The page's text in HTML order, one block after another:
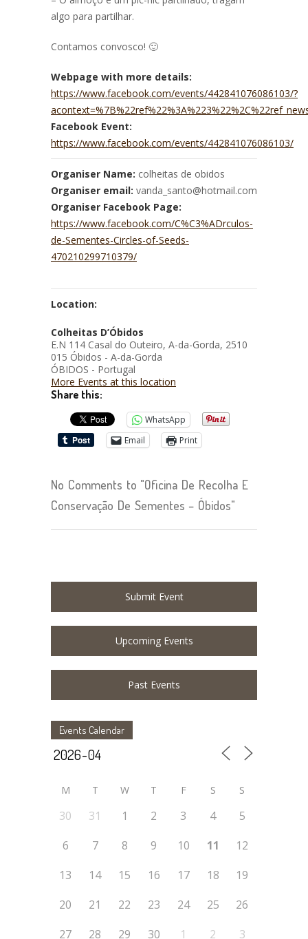
algo para partilhar.
Contamos convosco! 🙂
Webpage with more details:
https://www.facebook.com/events/442841076086103/?
Facebook Event:
https://www.facebook.com/events/442841076086103/
Organiser Name: colheitas de obidos
Organiser email: vanda_santo@hotmail.com
Organiser Facebook Page:
https://www.facebook.com/C%C3%ADrculos-
de-Sementes-Circles-of-Seeds-
470210299710379/
Location:
Colheitas D’Óbidos
E.N 114 Casal do Outeiro, A-da-Gorda, 2510
015 Óbidos - A-da-Gorda
ÓBIDOS - Portugal
More Events at this location
Share this:
WhatsApp
Email
Print
No Comments to "Oficina De Recolha E
Conservação De Sementes – Óbidos"
Submit Event
Upcoming Events
Past Events
Events Calendar
M T W T F S S
30 31 1 2 3 4
5
6
7 8 9 10 11
12
13
14 15 16 17 18
19
20
21 22 23 24 25
26
27
28 29 30 1 2 3